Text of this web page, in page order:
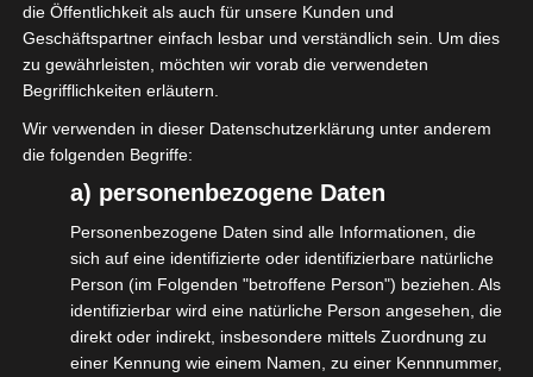
(VGSD) und Jörn Freynick (Generalsekretär
BAGSV) war Marcus Pohl für die isdv
unterwegs, um die relevanten
Ansprechpartner zu treffen.
Wir sprachen mit Bundesaußenminister
Wadephul über Visa-Probleme, mit
Staatssekretärin Gitta Connemann, MdB
Pascal Reddig, MdB Dr. Markus Reichel und
MdB Wilfried Oellers über
Scheinselbständigkeit, das
die Öffentlichkeit als auch für unsere Kunden und
Geschäftspartner einfach lesbar und verständlich sein. Um dies
zu gewährleisten, möchten wir vorab die verwendeten
Begrifflichkeiten erläutern.
Wir verwenden in dieser Datenschutzerklärung unter anderem
die folgenden Begriffe:
a) personenbezogene Daten
Personenbezogene Daten sind alle Informationen, die
sich auf eine identifizierte oder identifizierbare natürliche
Person (im Folgenden "betroffene Person") beziehen. Als
identifizierbar wird eine natürliche Person angesehen, die
direkt oder indirekt, insbesondere mittels Zuordnung zu
einer Kennung wie einem Namen, zu einer Kennnummer,